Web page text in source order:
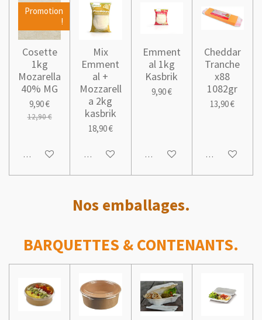
Promotion
!
Cosette
1kg
Mozarella
40% MG
9,90 €
12,90 €
Ajouter au panier
Mix
Emment
al +
Mozzarell
a 2kg
kasbrik
18,90 €
Ajouter au panier
Emment
al 1kg
Kasbrik
9,90 €
Ajouter au panier
Cheddar
Tranche
x88
1082gr
13,90 €
Ajouter au
Nos emballages.
BARQUETTES & CONTENANTS.